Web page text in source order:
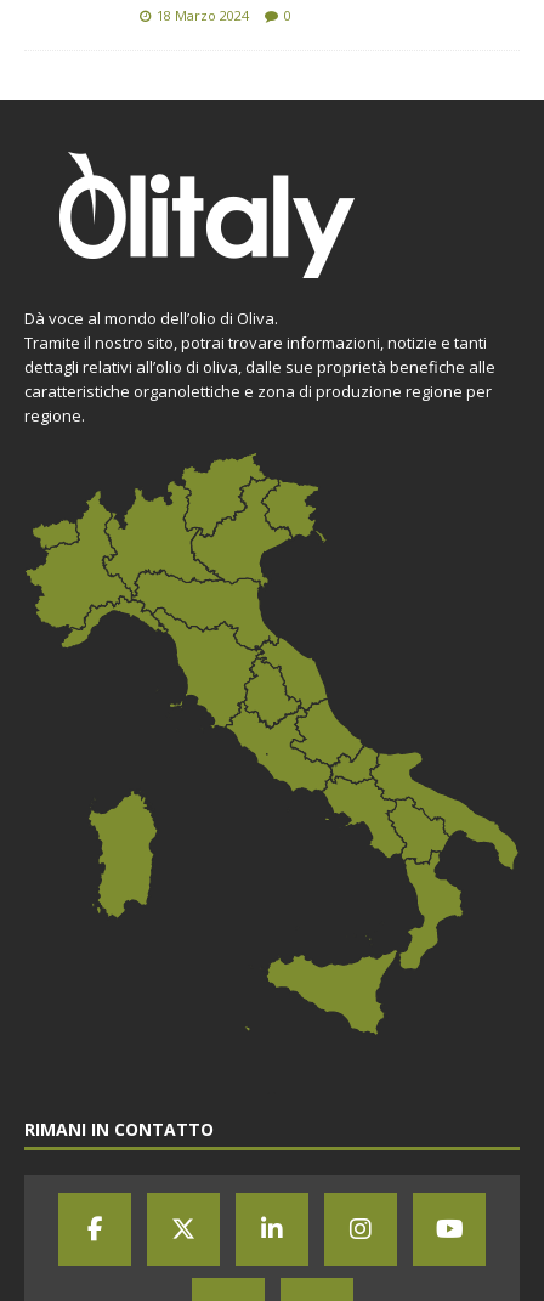
18 Marzo 2024 0
Dà voce al mondo dell’olio di Oliva.
Tramite il nostro sito, potrai trovare informazioni, notizie e tanti
dettagli relativi all’olio di oliva, dalle sue proprietà benefiche alle
caratteristiche organolettiche e zona di produzione regione per
regione.
RIMANI IN CONTATTO